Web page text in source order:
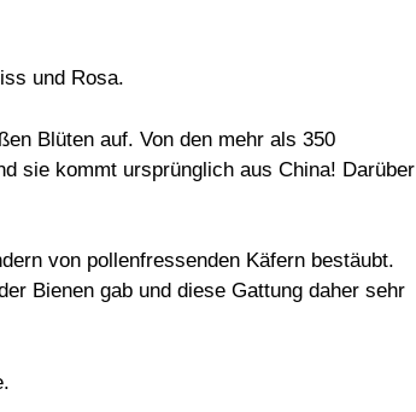
Blüten auf. Von den mehr als 350
sie kommt ursprünglich aus China! Darüber
von pollenfressenden Käfern bestäubt.
Bienen gab und diese Gattung daher sehr